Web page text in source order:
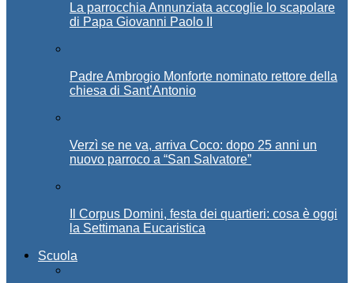
La parrocchia Annunziata accoglie lo scapolare
di Papa Giovanni Paolo II
Padre Ambrogio Monforte nominato rettore della
chiesa di Sant’Antonio
Verzì se ne va, arriva Coco: dopo 25 anni un
nuovo parroco a “San Salvatore”
Il Corpus Domini, festa dei quartieri: cosa è oggi
la Settimana Eucaristica
Scuola